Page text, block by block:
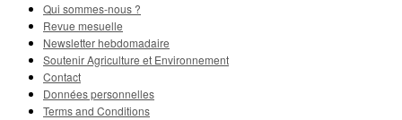
Qui sommes-nous ?
Revue mesuelle
Newsletter hebdomadaire
Soutenir Agriculture et Environnement
Contact
Données personnelles
Terms and Conditions